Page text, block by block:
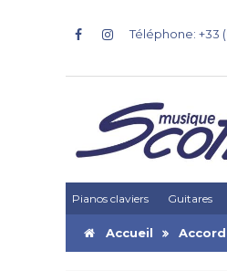
Téléphone: +33
Pianos claviers Guitares
Accueil